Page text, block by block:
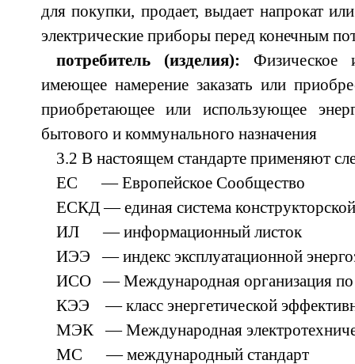
для покупки, продает, выдает напрокат
электрические приборы перед конечным
потребитель (изделия): Физическое
имеющее намерение заказать или
приобретающее или использующее
бытового и коммунального назначения
3.2 В настоящем стандарте применяют
ЕС — Европейское Сообщество
ЕСКД — единая система
ИЛ — информационный листок
ИЭЭ — индекс эксплуатационной
ИСО — Международная организация по
КЭЭ — класс энергетической
МЭК — Международная
МС — международный стандарт